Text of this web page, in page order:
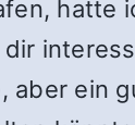
hatte
aber ein